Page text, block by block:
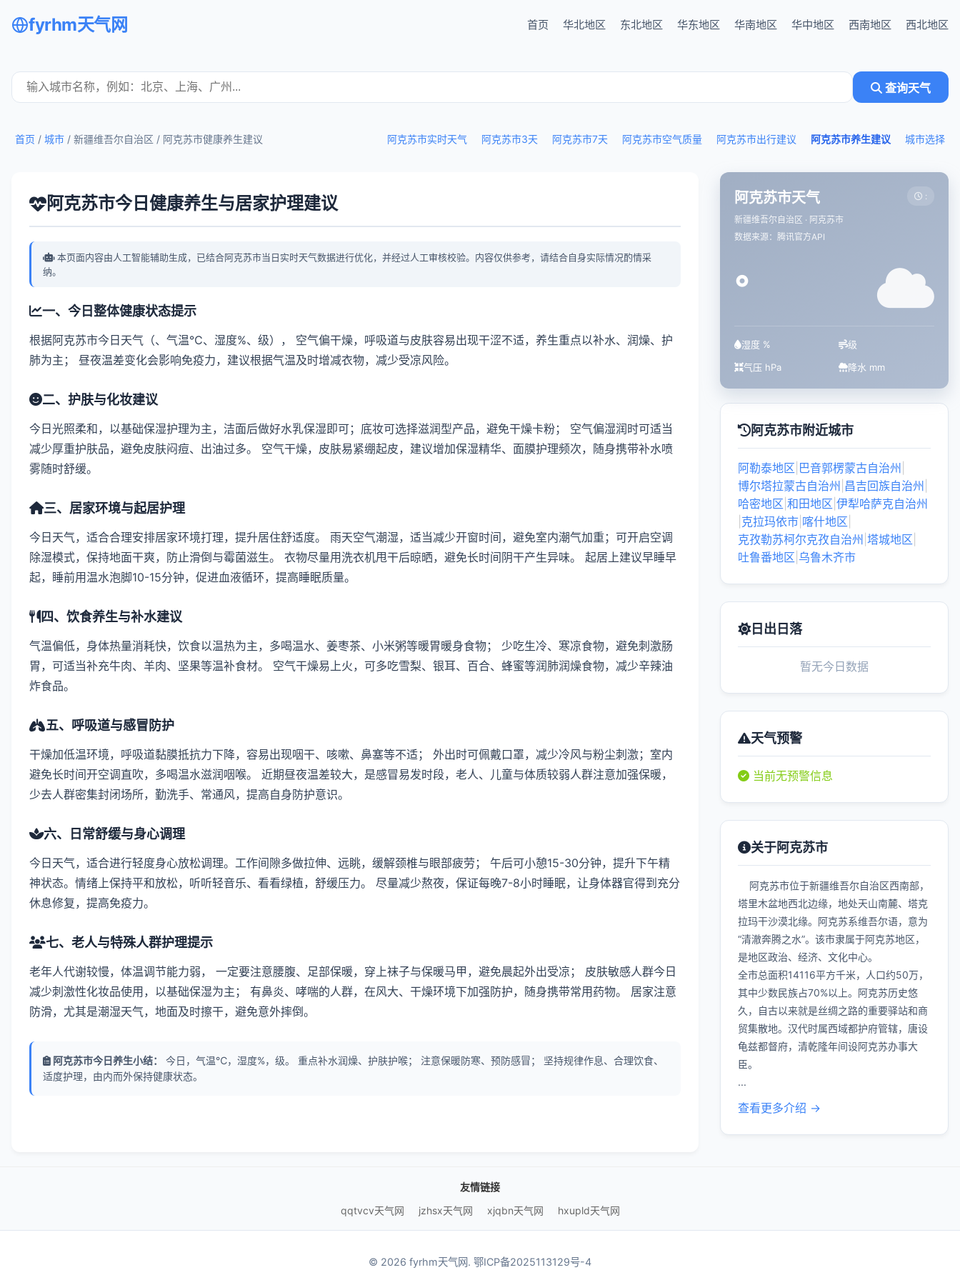
fyrhm天气网 首页 华北地区 东北地区 华东地区 华南地区 华中地区 西南地区 西北地区
查询天气
阿克苏市实时天气 阿克苏市3天 阿克苏市7天 阿克苏市空气质量 阿克苏市出行建议 阿克苏市养生建议 城市选择
首页 / 城市 / 新疆维吾尔自治区 / 阿克苏市健康养生建议
阿克苏市今日健康养生与居家护理建议
本页面内容由人工智能辅助生成，已结合阿克苏市当日实时天气数据进行优化，并经过人工审核校验。内容仅供参考，请结合自身实际情况酌情采
纳。
一、今日整体健康状态提示
根据阿克苏市今日天气（、气温℃、湿度%、级）， 空气偏干燥，呼吸道与皮肤容易出现干涩不适，养生重点以补水、润燥、护
肺为主； 昼夜温差变化会影响免疫力，建议根据气温及时增减衣物，减少受凉风险。
二、护肤与化妆建议
今日光照柔和，以基础保湿护理为主，洁面后做好水乳保湿即可；底妆可选择滋润型产品，避免干燥卡粉； 空气偏湿润时可适当
减少厚重护肤品，避免皮肤闷痘、出油过多。 空气干燥，皮肤易紧绷起皮，建议增加保湿精华、面膜护理频次，随身携带补水喷
雾随时舒缓。
三、居家环境与起居护理
今日天气，适合合理安排居家环境打理，提升居住舒适度。 雨天空气潮湿，适当减少开窗时间，避免室内潮气加重；可开启空调
除湿模式，保持地面干爽，防止滑倒与霉菌滋生。 衣物尽量用洗衣机甩干后晾晒，避免长时间阴干产生异味。 起居上建议早睡早
起，睡前用温水泡脚10-15分钟，促进血液循环，提高睡眠质量。
四、饮食养生与补水建议
气温偏低，身体热量消耗快，饮食以温热为主，多喝温水、姜枣茶、小米粥等暖胃暖身食物； 少吃生冷、寒凉食物，避免刺激肠
胃，可适当补充牛肉、羊肉、坚果等温补食材。 空气干燥易上火，可多吃雪梨、银耳、百合、蜂蜜等润肺润燥食物，减少辛辣油
炸食品。
五、呼吸道与感冒防护
干燥加低温环境，呼吸道黏膜抵抗力下降，容易出现咽干、咳嗽、鼻塞等不适； 外出时可佩戴口罩，减少冷风与粉尘刺激；室内
避免长时间开空调直吹，多喝温水滋润咽喉。 近期昼夜温差较大，是感冒易发时段，老人、儿童与体质较弱人群注意加强保暖，
少去人群密集封闭场所，勤洗手、常通风，提高自身防护意识。
六、日常舒缓与身心调理
今日天气，适合进行轻度身心放松调理。工作间隙多做拉伸、远眺，缓解颈椎与眼部疲劳； 午后可小憩15-30分钟，提升下午精
神状态。情绪上保持平和放松，听听轻音乐、看看绿植，舒缓压力。 尽量减少熬夜，保证每晚7-8小时睡眠，让身体器官得到充分
休息修复，提高免疫力。
七、老人与特殊人群护理提示
老年人代谢较慢，体温调节能力弱， 一定要注意腰腹、足部保暖，穿上袜子与保暖马甲，避免晨起外出受凉； 皮肤敏感人群今日
减少刺激性化妆品使用，以基础保湿为主； 有鼻炎、哮喘的人群，在风大、干燥环境下加强防护，随身携带常用药物。 居家注意
防滑，尤其是潮湿天气，地面及时擦干，避免意外摔倒。
阿克苏市今日养生小结：
今日，气温℃，湿度%，级。 重点补水润燥、护肤护喉； 注意保暖防寒、预防感冒； 坚持规律作息、合理饮食、
适度护理，由内而外保持健康状态。
阿克苏市天气
新疆维吾尔自治区 · 阿克苏市
数据来源：腾讯官方API
:
°
湿度 %
级
气压 hPa
降水 mm
阿克苏市附近城市
阿勒泰地区 巴音郭楞蒙古自治州
博尔塔拉蒙古自治州 昌吉回族自治州
哈密地区 和田地区 伊犁哈萨克自治州
克拉玛依市 喀什地区
克孜勒苏柯尔克孜自治州 塔城地区
吐鲁番地区 乌鲁木齐市
日出日落
暂无今日数据
天气预警
当前无预警信息
关于阿克苏市
阿克苏市位于新疆维吾尔自治区西南部，
塔里木盆地西北边缘，地处天山南麓、塔克
拉玛干沙漠北缘。阿克苏系维吾尔语，意为
“清澈奔腾之水”。该市隶属于阿克苏地区，
是地区政治、经济、文化中心。
全市总面积14116平方千米，人口约50万，
其中少数民族占70%以上。阿克苏历史悠
久，自古以来就是丝绸之路的重要驿站和商
贸集散地。汉代时属西域都护府管辖，唐设
龟兹都督府，清乾隆年间设阿克苏办事大
臣。
...
查看更多介绍 →
友情链接
qqtvcv天气网
jzhsx天气网 xjqbn天气网 hxupld天气网
© 2026 fyrhm天气网. 鄂ICP备2025113129号-4